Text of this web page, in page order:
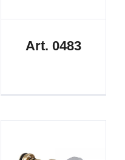
Art. 0483